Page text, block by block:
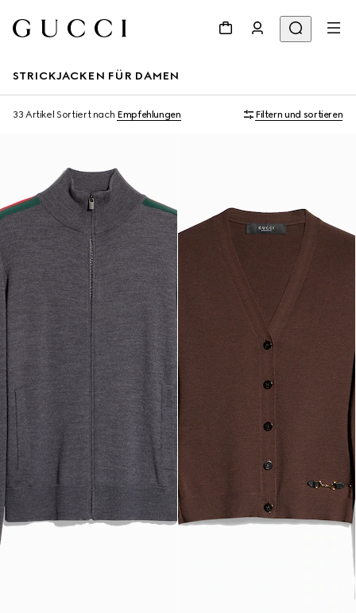
STRICKJACKEN FÜR DAMEN
33 Artikel Sortiert nach Empfehlungen Filtern und sortieren